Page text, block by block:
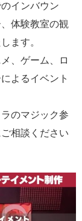
インバウン
体験教室の観
ます。
、ゲーム、ロ
よるイベント
のマジック参
相談ください